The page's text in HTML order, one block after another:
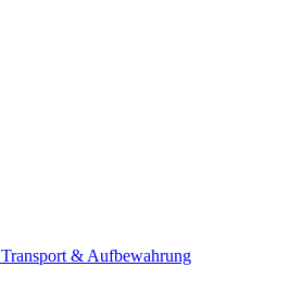
Transport & Aufbewahrung